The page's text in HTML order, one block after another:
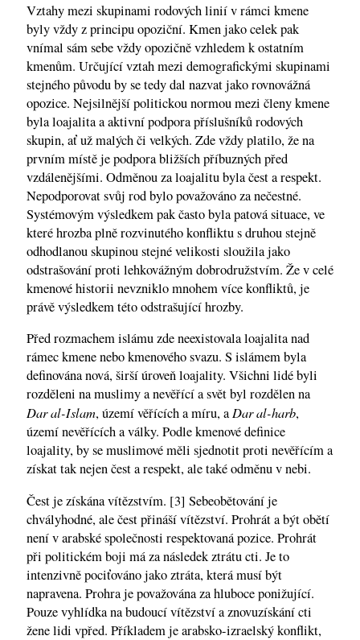
Vztahy mezi skupinami rodových linií v rámci kmene
byly vždy z principu opoziční. Kmen jako celek pak
vnímal sám sebe vždy opozičně vzhledem k ostatním
kmenům. Určující vztah mezi demografickými skupinami
stejného původu by se tedy dal nazvat jako rovnovážná
opozice. Nejsilnější politickou normou mezi členy kmene
byla loajalita a aktivní podpora příslušníků rodových
skupin, ať už malých či velkých. Zde vždy platilo, že na
prvním místě je podpora bližších příbuzných před
vzdálenějšími. Odměnou za loajalitu byla čest a respekt.
Nepodporovat svůj rod bylo považováno za nečestné.
Systémovým výsledkem pak často byla patová situace, ve
které hrozba plně rozvinutého konfliktu s druhou stejně
odhodlanou skupinou stejné velikosti sloužila jako
odstrašování proti lehkovážným dobrodružstvím. Že v celé
kmenové historii nevzniklo mnohem více konfliktů, je
právě výsledkem této odstrašující hrozby.
Před rozmachem islámu zde neexistovala loajalita nad
rámec kmene nebo kmenového svazu. S islámem byla
definována nová, širší úroveň loajality. Všichni lidé byli
rozděleni na muslimy a nevěřící a svět byl rozdělen na
Dar al-Islam, území věřících a míru, a Dar al-harb,
území nevěřících a války. Podle kmenové definice
loajality, by se muslimové měli sjednotit proti nevěřícím a
získat tak nejen čest a respekt, ale také odměnu v nebi.
Čest je získána vítězstvím. [3] Sebeobětování je
chvályhodné, ale čest přináší vítězství. Prohrát a být obětí
není v arabské společnosti respektovaná pozice. Prohrát
při politickém boji má za následek ztrátu cti. Je to
intenzivně pociťováno jako ztráta, která musí být
napravena. Prohra je považována za hluboce ponižující.
Pouze vyhlídka na budoucí vítězství a znovuzískání cti
žene lidi vpřed. Příkladem je arabsko-izraelský konflikt,